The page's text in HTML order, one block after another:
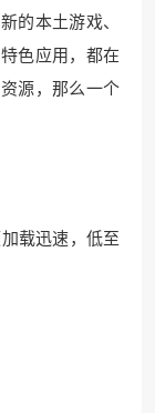
的本土游戏、
色应用，都在
源，那么一个
载迅速，低至